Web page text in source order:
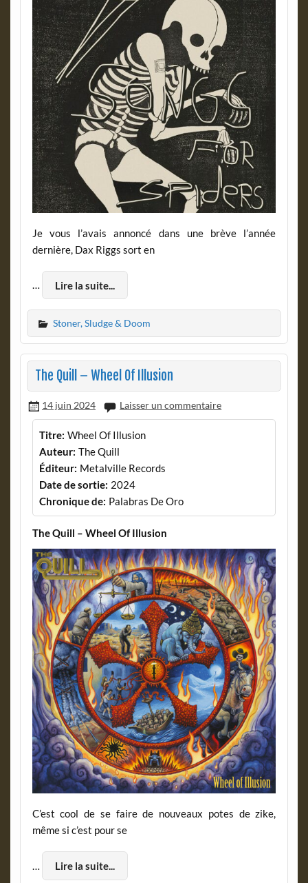
Je vous l’avais annoncé dans une brève l’année
dernière, Dax Riggs sort en
… Lire la suite...
Stoner, Sludge & Doom
The Quill – Wheel Of Illusion
14 juin 2024 Laisser un commentaire
Titre: Wheel Of Illusion
Auteur: The Quill
Éditeur: Metalville Records
Date de sortie: 2024
Chronique de: Palabras De Oro
The Quill – Wheel Of Illusion
C’est cool de se faire de nouveaux potes de zike,
même si c’est pour se
… Lire la suite...